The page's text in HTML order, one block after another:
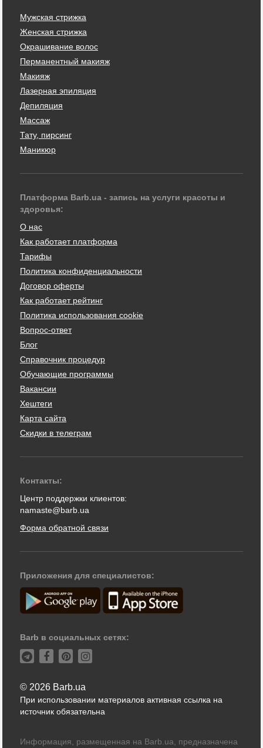
Мужская стрижка
Женская стрижка
Окрашивание волос
Перманентный макияж
Макияж
Лазерная эпиляция
Депиляция
Массаж
Тату, пирсинг
Маникюр
Платформа Barb.ua - запись на услуги красоты и
здоровья:
О нас
Как работает платформа
Тарифы
Политика конфиденциальности
Договор оферты
Как работает рейтинг
Политика использования cookie
Вопрос-ответ
Блог
Справочник процедур
Обучающие программы
Вакансии
Хештеги
Карта сайта
Скидки в телеграм
Контакты:
Центр поддержки клиентов:
namaste@barb.ua
Форма обратной связи
Приложения для специалистов:
Barb в социальных сетях:
© 2026 Barb.ua
При использовании материалов активная ссылка на
источник обязательна
Информация, размещенная на Barb.ua, предназначена